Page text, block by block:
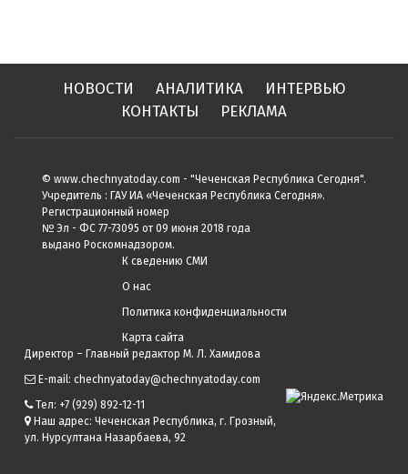
НОВОСТИ АНАЛИТИКА
ИНТЕРВЬЮ
КОНТАКТЫ
РЕКЛАМА
© www.chechnyatoday.com - "Чеченcкая Республика Сегодня".
Учредитель : ГАУ ИА «Чеченская Республика Сегодня».
Регистрационный номер
№ Эл - ФС 77-73095 от 09 июня 2018 года
выдано Роскомнадзором.
К сведению СМИ
О нас
Политика конфиденциальности
Карта сайта
Директор – Главный редактор М. Л. Хамидова
E-mail: chechnyatoday@chechnyatoday.com
Тел: +7 (929) 892-12-11
Наш адрес: Чеченская Республика, г. Грозный,
ул. Нурсултана Назарбаева, 92